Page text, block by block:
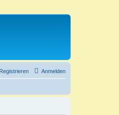
Anmelden
Registrieren